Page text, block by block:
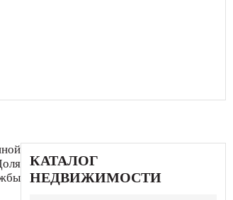
КАТАЛОГ
НЕДВИЖИМОСТИ